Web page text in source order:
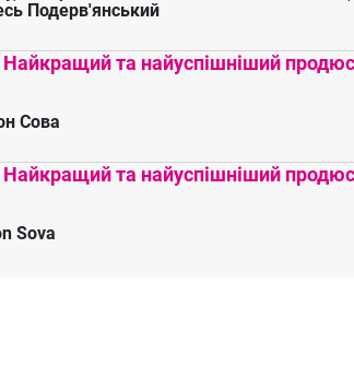
Подерв'янський
Найкращий та найуспішніший
Сова
Найкращий та найуспішніший
Sova